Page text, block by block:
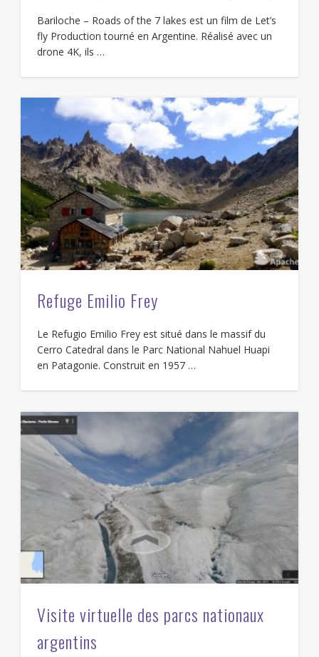
Bariloche – Roads of the 7 lakes est un film de Let’s
fly Production tourné en Argentine. Réalisé avec un
drone 4K, ils …
Refuge Emilio Frey
Le Refugio Emilio Frey est situé dans le massif du
Cerro Catedral dans le Parc National Nahuel Huapi
en Patagonie. Construit en 1957 …
Visite virtuelle des parcs nationaux
argentins